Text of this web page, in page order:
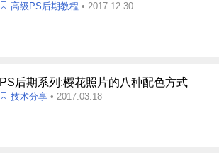
高级PS后期教程 • 2017.12.30
PS后期系列:樱花照片的八种配色方式
技术分享 • 2017.03.18